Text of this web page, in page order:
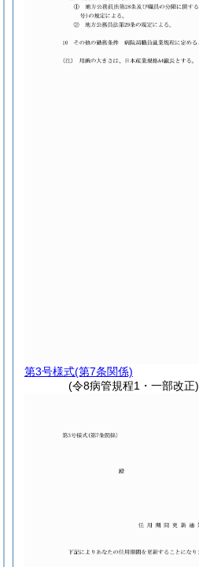
第3号様式(第7条関係)
(令8病管規程1・一部改正)